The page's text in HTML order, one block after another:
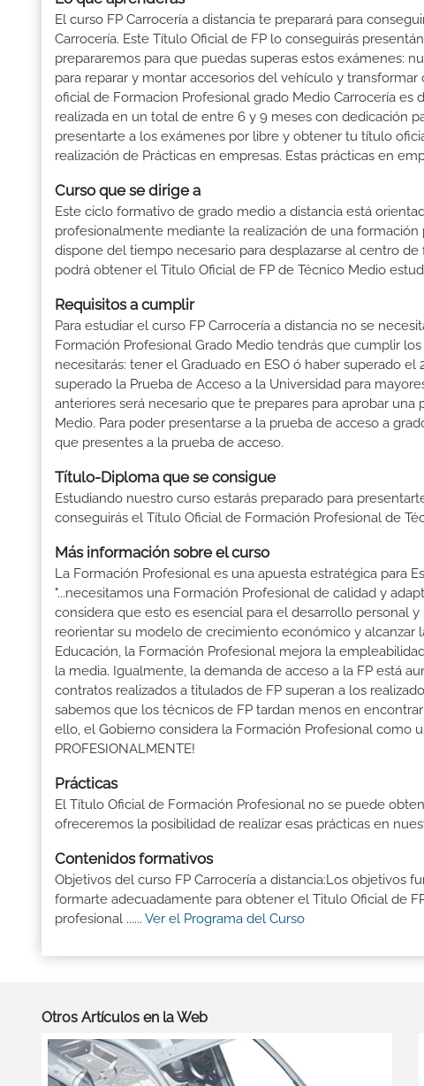
El curso FP Carrocería a distancia te preparará para
Carrocería. Este Título Oficial de FP lo conseguirás
prepararemos para que puedas superas estos exámenes:
para reparar y montar accesorios del vehículo y
oficial de Formacion Profesional grado Medio Carrocería
realizada en un total de entre 6 y 9 meses con dedicación
presentarte a los exámenes por libre y obtener tu título
realización de Prácticas en empresas. Estas prácticas en
Curso que se dirige a
Este ciclo formativo de grado medio a distancia está
profesionalmente mediante la realización de una
dispone del tiempo necesario para desplazarse al centro
podrá obtener el Titulo Oficial de FP de Técnico Medio
Requisitos a cumplir
Para estudiar el curso FP Carrocería a distancia no se
Formación Profesional Grado Medio tendrás que cumplir
necesitarás: tener el Graduado en ESO ó haber superado
superado la Prueba de Acceso a la Universidad para
anteriores será necesario que te prepares para aprobar
Medio. Para poder presentarse a la prueba de acceso a
que presentes a la prueba de acceso.
Título-Diploma que se consigue
Estudiando nuestro curso estarás preparado para
conseguirás el Título Oficial de Formación Profesional de
Más información sobre el curso
La Formación Profesional es una apuesta estratégica para
"...necesitamos una Formación Profesional de calidad y
considera que esto es esencial para el desarrollo personal
reorientar su modelo de crecimiento económico y alcanzar
Educación, la Formación Profesional mejora la
la media. Igualmente, la demanda de acceso a la FP está
contratos realizados a titulados de FP superan a los
sabemos que los técnicos de FP tardan menos en
ello, el Gobierno considera la Formación Profesional como
PROFESIONALMENTE!
Prácticas
El Título Oficial de Formación Profesional no se puede
ofreceremos la posibilidad de realizar esas prácticas en
Contenidos formativos
Objetivos del curso FP Carrocería a distancia:Los objetivos
formarte adecuadamente para obtener el Titulo Oficial de
profesional ...... Ver el Programa del Curso
Otros Artículos en la Web